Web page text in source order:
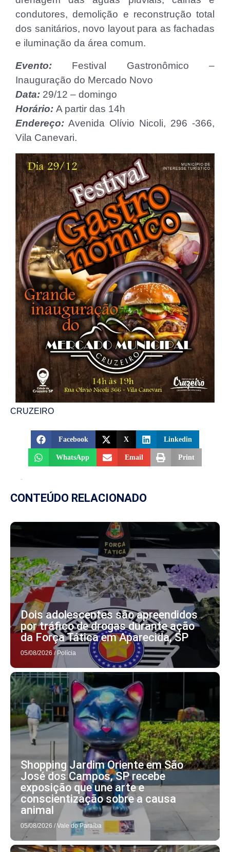
condutores, demolição e reconstrução total
dos sanitários, novo layout para as fachadas
e iluminação da área comum.
Evento: Festival Gastronômico –
Inauguração do Mercado Novo
Data: 29/12 – domingo
Horário: A partir das 14h
Endereço: Avenida Olívio Nicoli, 296 -366,
Vila Canevari.
CRUZEIRO
Facebook X Linkedin
WhatsApp Email Print
CONTEÚDO RELACIONADO
Dois adolescentes são apreendidos
por tráfico de drogas durante ação
da Força Tática em Aparecida, SP
05/08/2026 / Polícia
Shopping Jardim Oriente em São
José dos Campos, SP recebe
exposição que une arte e
conscientização sobre a causa
animal
05/08/2026 / Vale do Paraíba